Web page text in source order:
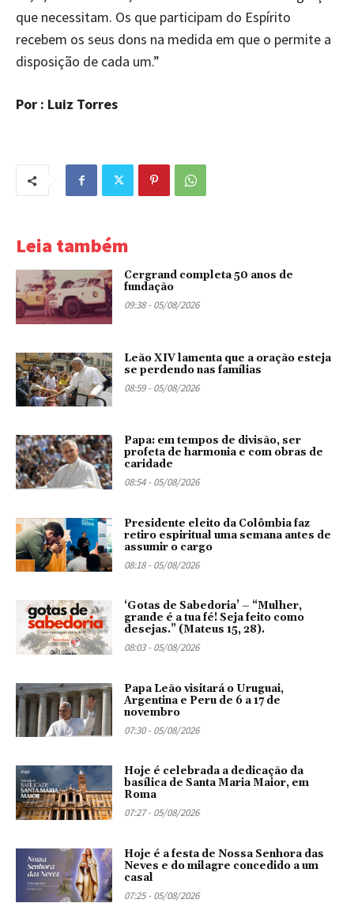
que necessitam. Os que participam do Espírito
recebem os seus dons na medida em que o permite a
disposição de cada um.”
Por : Luiz Torres
Leia também
Cergrand completa 50 anos de
fundação
09:38 - 05/08/2026
Leão XIV lamenta que a oração esteja
se perdendo nas famílias
08:59 - 05/08/2026
Papa: em tempos de divisão, ser
profeta de harmonia e com obras de
caridade
08:54 - 05/08/2026
Presidente eleito da Colômbia faz
retiro espiritual uma semana antes de
assumir o cargo
08:18 - 05/08/2026
‘Gotas de Sabedoria’ – “Mulher,
grande é a tua fé! Seja feito como
desejas.” (Mateus 15, 28).
08:03 - 05/08/2026
Papa Leão visitará o Uruguai,
Argentina e Peru de 6 a 17 de
novembro
07:30 - 05/08/2026
Hoje é celebrada a dedicação da
basílica de Santa Maria Maior, em
Roma
07:27 - 05/08/2026
Hoje é a festa de Nossa Senhora das
Neves e do milagre concedido a um
casal
07:25 - 05/08/2026